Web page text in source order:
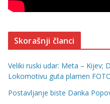
Skorašnji članci
Veliki ruski udar: Meta – Kijev;
Lokomotivu guta plamen
Postavljanje biste Danka